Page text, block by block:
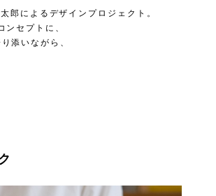
郎によるデザインプロジェクト。
ンセプトに、
添いながら、